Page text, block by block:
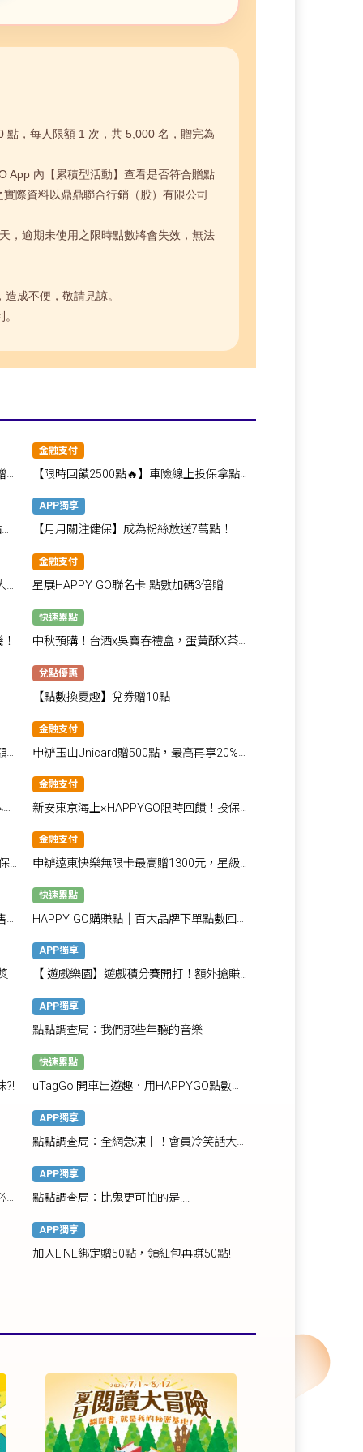
點，每人限額 1 次，共 5,000 名，贈完為
App 內【累積型活動】查看是否符合贈點
際資料以鼎鼎聯合行銷（股）有限公司
，逾期未使用之限時點數將會失效，無法
成不便，敬請見諒。
金融支付
【限時回饋2500點🔥】車險線上投保拿點
APP獨享
【月月關注健保】成為粉絲放送7萬點！
金融支付
星展HAPPY GO聯名卡 點數加碼3倍贈
快速累點
中秋預購！台酒x吳寶春禮盒，蛋黃酥X茶酥
兌點優惠
【點數換夏趣】兌券贈10點
金融支付
申辦玉山Unicard贈500點，最高再享20%回
金融支付
新安東京海上×HAPPYGO限時回饋！投保
金融支付
申辦遠東快樂無限卡最高贈1300元，星級
快速累點
HAPPY GO購賺點｜百大品牌下單點數回饋
APP獨享
【 遊戲樂園】遊戲積分賽開打！額外搶賺
APP獨享
點點調查局：我們那些年聽的音樂
?!
快速累點
uTagGo|開車出遊趣．用HAPPYGO點數換
APP獨享
點點調查局：全網急凍中！會員冷笑話大賽
APP獨享
點點調查局：比鬼更可怕的是....
APP獨享
加入LINE綁定贈50點，領紅包再賺50點!